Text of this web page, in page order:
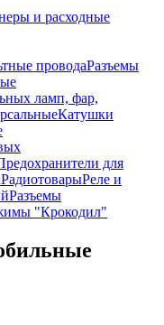
и расходные
проводаРазъемы
ламп, фар,
Катушки
для
РадиотоварыРеле и
Разъемы
"Крокодил"